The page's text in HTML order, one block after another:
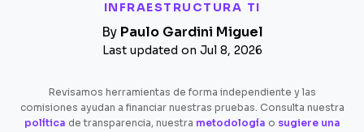
INFRAESTRUCTURA TI
By Paulo Gardini Miguel
Last updated on Jul 8, 2026
Revisamos herramientas de forma independiente y las
comisiones ayudan a financiar nuestras pruebas. Consulta nuestra
política de transparencia, nuestra metodología o sugiere una